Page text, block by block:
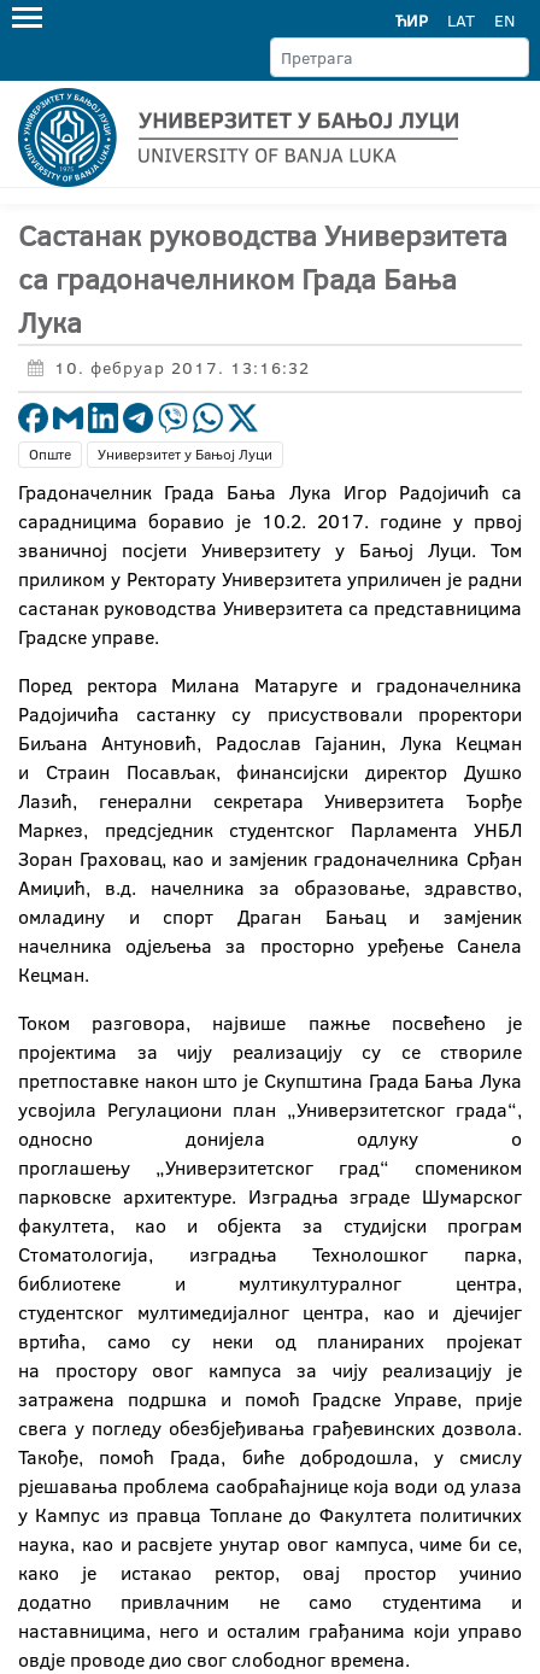
ЋИР LAT EN
Састанак руководства Универзитета
са градоначелником Града Бања
Лука
10. фебруар 2017. 13:16:32
Опште Универзитет у Бањој Луци
Градоначелник Града Бања Лука Игор Радојичић са
сарадницима боравио је 10.2. 2017. године у првој
званичној посјети Универзитету у Бањој Луци. Том
приликом у Ректорату Универзитета уприличен је радни
састанак руководства Универзитета са представницима
Градске управе.
Поред ректора Милана Матаруге и градоначелника
Радојичића састанку су присуствовали проректори
Биљана Антуновић, Радослав Гајанин, Лука Кецман
и Страин Посављак, финансијски директор Душко
Лазић, генерални секретара Универзитета Ђорђе
Маркез, предсједник студентског Парламента УНБЛ
Зоран Граховац, као и замјеник градоначелника Срђан
Амиџић, в.д. начелника за образовање, здравство,
омладину и спорт Драган Бањац и замјеник
начелника одјељења за просторно уређење Санела
Кецман.
Током разговора, највише пажње посвећено је
пројектима за чију реализацију су се створиле
претпоставке након што је Скупштина Града Бања Лука
усвојила Регулациони план „Универзитетског града“,
односно донијела одлуку о
проглашењу „Универзитетског град“ спомеником
парковске архитектуре. Изградња зграде Шумарског
факултета, као и објекта за студијски програм
Стоматологија, изградња Технолошког парка,
библиотеке и мултикултуралног центра,
студентског мултимедијалног центра, као и дјечијег
вртића, само су неки од планираних пројекат
на простору овог кампуса за чију реализацију је
затражена подршка и помоћ Градске Управе, прије
свега у погледу обезбјеђивања грађевинских дозвола.
Такође, помоћ Града, биће добродошла, у смислу
рјешавања проблема саобраћајнице која води од улаза
у Кампус из правца Топлане до Факултета политичких
наука, као и расвјете унутар овог кампуса, чиме би се,
како је истакао ректор, овај простор учинио
додатно привлачним не само студентима и
наставницима, него и осталим грађанима који управо
овдје проводе дио свог слободног времена.